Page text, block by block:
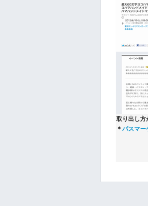
取り出し方
＊ パスマー